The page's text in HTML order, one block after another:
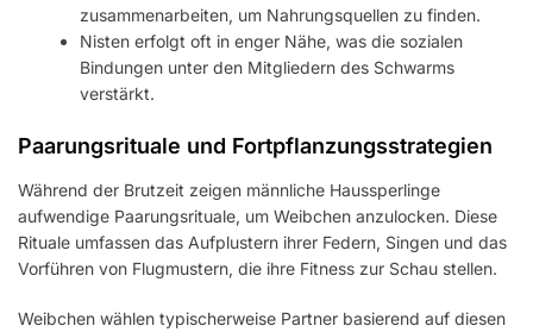
zusammenarbeiten, um Nahrungsquellen zu finden.
Nisten erfolgt oft in enger Nähe, was die sozialen
Bindungen unter den Mitgliedern des Schwarms
verstärkt.
Paarungsrituale und Fortpflanzungsstrategien
Während der Brutzeit zeigen männliche Haussperlinge
aufwendige Paarungsrituale, um Weibchen anzulocken. Diese
Rituale umfassen das Aufplustern ihrer Federn, Singen und das
Vorführen von Flugmustern, die ihre Fitness zur Schau stellen.
Weibchen wählen typischerweise Partner basierend auf diesen